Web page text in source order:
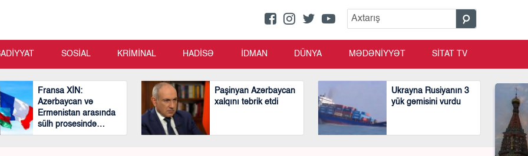
SOSİAL KRİMİNAL HADİSƏ İDMAN DÜNYA MƏDƏNİYYƏT SİTAT TV
Fransa XİN:
Azərbaycan və
Ermənistan arasında
sülh prosesində
mühüm və cəsarətli
Paşinyan Azərbaycan
xalqını təbrik etdi
Ukrayna Rusiyanın 3
yük gəmisini vurdu